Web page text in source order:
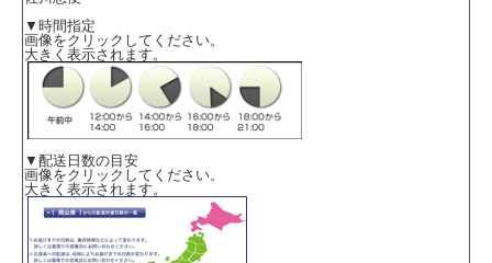
▼時間指定
画像をクリックしてください。
大きく表示されます。
▼配送日数の目安
画像をクリックしてください。
大きく表示されます。